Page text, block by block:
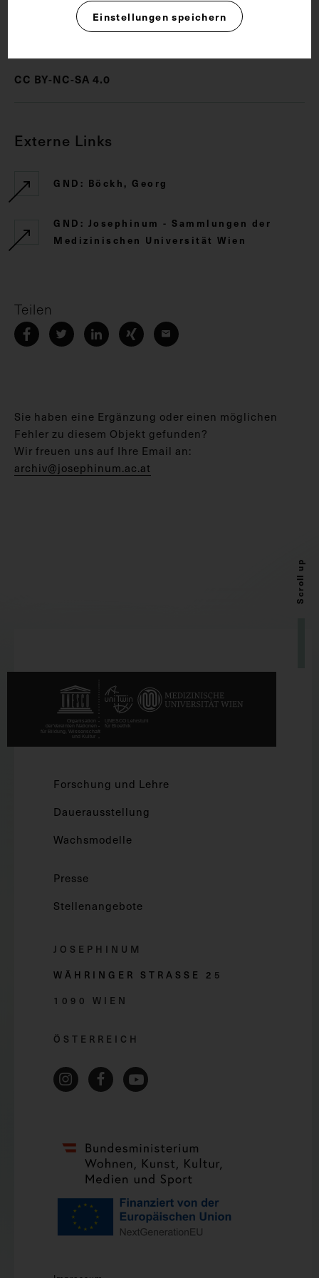
CC BY-NC-SA 4.0
Externe Links
GND: Böckh, Georg
GND: Josephinum - Sammlungen der
Medizinischen Universität Wien
Teilen
Sie haben eine Ergänzung oder einen möglichen
Fehler zu diesem Objekt gefunden?
Wir freuen uns auf Ihre Email an:
archiv@josephinum.ac.at
Scroll up
Forschung und Lehre
Dauerausstellung
Wachsmodelle
Presse
Stellenangebote
JOSEPHINUM
WÄHRINGER STRASSE 2 5
1090 WIEN
ÖSTERREICH
Einstellungen speichern